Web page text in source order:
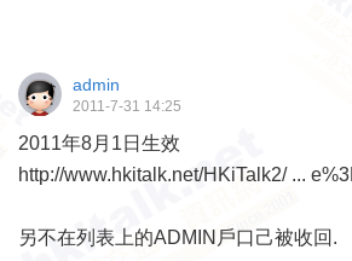
admin
2011-7-31 14:25
2011年8月1日生效
http://www.hkitalk.net/HKiTalk2/ ...
另不在列表上的ADMIN戶口己被收回.